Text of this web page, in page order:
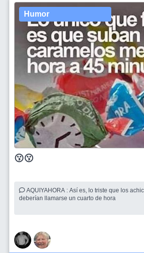
Humor
😗😗
AQUIYAHORA : Así es, lo triste que los achicaron tanto que
deberían llamarse un cuarto de hora